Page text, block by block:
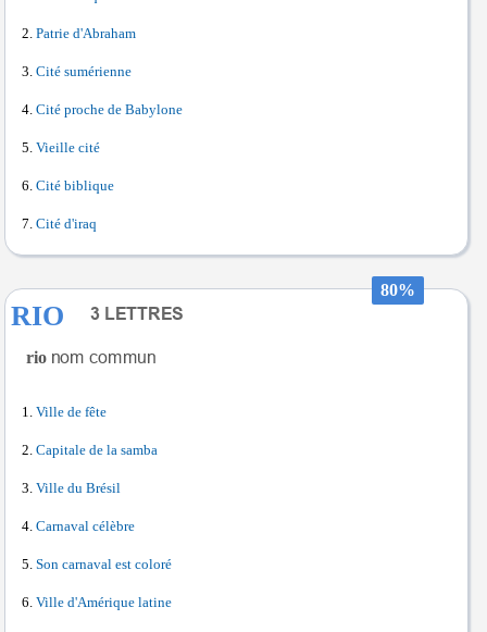
Patrie d'Abraham
Cité sumérienne
Cité proche de Babylone
Vieille cité
Cité biblique
Cité d'iraq
80%
RIO
rio
Ville de fête
Capitale de la samba
Ville du Brésil
Carnaval célèbre
Son carnaval est coloré
Ville d'Amérique latine